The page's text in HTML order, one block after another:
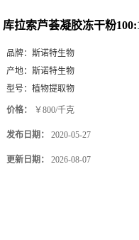
库拉索芦荟凝胶冻干粉
品牌： 斯诺特生物
产地： 斯诺特生物
型号： 植物提取物
价格： ￥800/千克
发布日期： 2020-05-27
更新日期： 2026-08-07